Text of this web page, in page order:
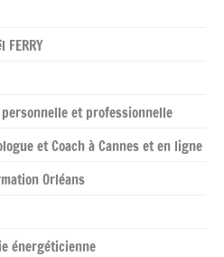
et professionnelle
et Coach à Cannes et en ligne
Orléans
énergéticienne